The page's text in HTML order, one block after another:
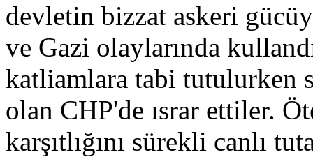
devletin bizzat askeri
ve Gazi olaylarında
katliamlara tabi tutulurken
olan CHP'de ısrar ettiler.
karşıtlığını sürekli canlı